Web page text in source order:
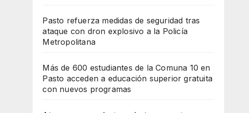
Pasto refuerza medidas de seguridad tras
ataque con dron explosivo a la Policía
Metropolitana
Más de 600 estudiantes de la Comuna 10 en
Pasto acceden a educación superior gratuita
con nuevos programas